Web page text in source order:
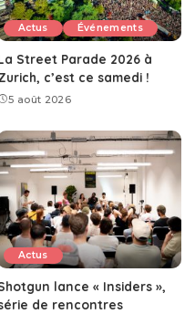
Actus Événements
Street Parade 2026 à
c’est ce samedi !
5 août 2026
Actus
lance « Insiders »,
de rencontres